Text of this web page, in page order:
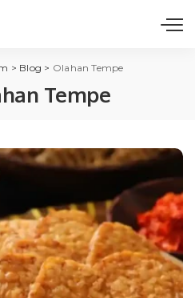
> Blog > Olahan Tempe
Tempe